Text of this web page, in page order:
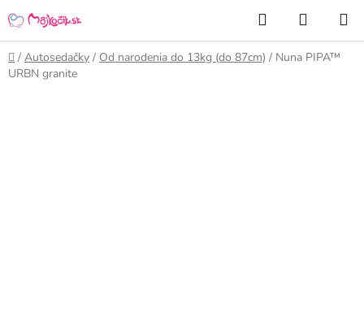
na
obsah
Hľadať
KOŠÍK
Domov
/ Autosedačky / Od narodenia do 13kg (do 87cm) / Nuna PIPA™
URBN granite